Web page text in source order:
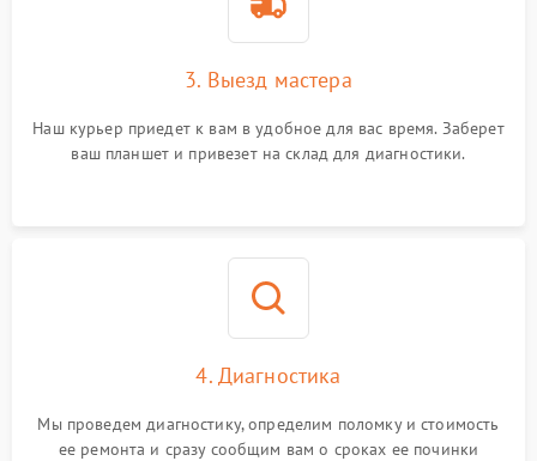
3. Выезд мастера
Наш курьер приедет к вам в удобное для вас время. Заберет
ваш планшет и привезет на склад для диагностики.
4. Диагностика
Мы проведем диагностику, определим поломку и стоимость
ее ремонта и сразу сообщим вам о сроках ее починки